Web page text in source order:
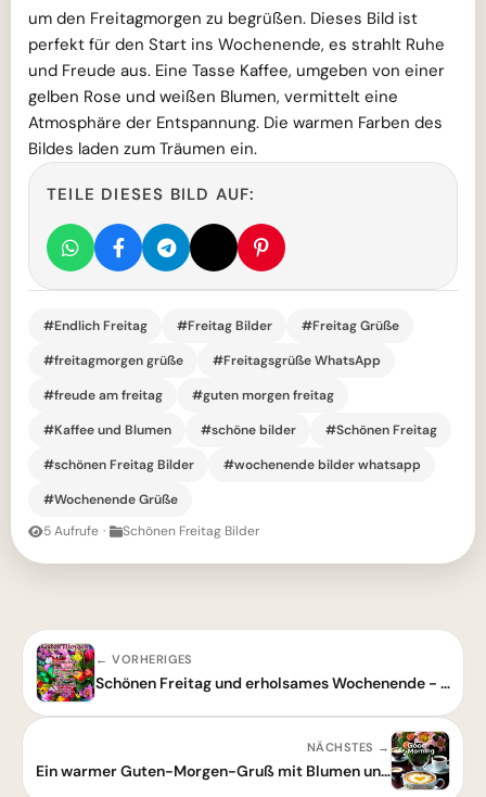
um den Freitagmorgen zu begrüßen. Dieses Bild ist
perfekt für den Start ins Wochenende, es strahlt Ruhe
und Freude aus. Eine Tasse Kaffee, umgeben von einer
gelben Rose und weißen Blumen, vermittelt eine
Atmosphäre der Entspannung. Die warmen Farben des
Bildes laden zum Träumen ein.
TEILE DIESES BILD AUF:
#Endlich Freitag #Freitag Bilder
#Freitag Grüße
#freitagmorgen grüße
#Freitagsgrüße WhatsApp
#freude am freitag
#guten morgen freitag
#Kaffee und Blumen
#schöne bilder
#Schönen Freitag
#schönen Freitag Bilder
#wochenende bilder whatsapp
#Wochenende Grüße
5 Aufrufe · Schönen Freitag Bilder
← VORHERIGES
Schönen Freitag und erholsames Wochenende - Guten Morgen!
NÄCHSTES →
Ein warmer Guten-Morgen-Gruß mit Blumen und Kaffee